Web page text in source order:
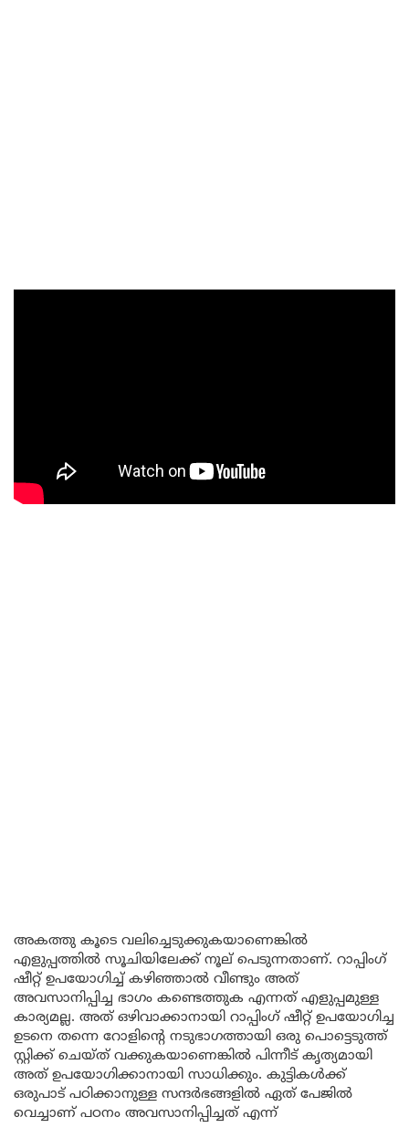
അകത്തു കൂടെ വലിച്ചെടുക്കുകയാണെങ്കിൽ
എളുപ്പത്തിൽ സൂചിയിലേക്ക് നൂല് പെടുന്നതാണ്. റാപ്പിംഗ്
ഷീറ്റ് ഉപയോഗിച്ച് കഴിഞ്ഞാൽ വീണ്ടും അത്
അവസാനിപ്പിച്ച ഭാഗം കണ്ടെത്തുക എന്നത് എളുപ്പമുള്ള
കാര്യമല്ല. അത് ഒഴിവാക്കാനായി റാപ്പിംഗ് ഷീറ്റ് ഉപയോഗിച്ച
ഉടനെ തന്നെ റോളിന്റെ നടുഭാഗത്തായി ഒരു പൊട്ടെടുത്ത്
സ്റ്റിക്ക് ചെയ്ത് വക്കുകയാണെങ്കിൽ പിന്നീട് കൃത്യമായി
അത് ഉപയോഗിക്കാനായി സാധിക്കും. കുട്ടികൾക്ക്
ഒരുപാട് പഠിക്കാനുള്ള സന്ദർഭങ്ങളിൽ ഏത് പേജിൽ
വെച്ചാണ് പഠനം അവസാനിപ്പിച്ചത് എന്ന്